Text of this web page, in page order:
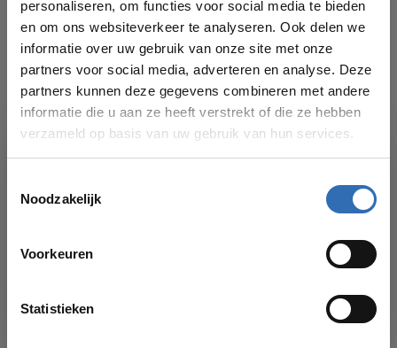
personaliseren, om functies voor social media te bieden
en om ons websiteverkeer te analyseren. Ook delen we
informatie over uw gebruik van onze site met onze
partners voor social media, adverteren en analyse. Deze
partners kunnen deze gegevens combineren met andere
informatie die u aan ze heeft verstrekt of die ze hebben
verzameld op basis van uw gebruik van hun services.
Noodzakelijk
Voorkeuren
Statistieken
Gratis verzending
€1.253,00
Gratis verzending
€997,00
kun je weer bestellingen plaatsen in onze